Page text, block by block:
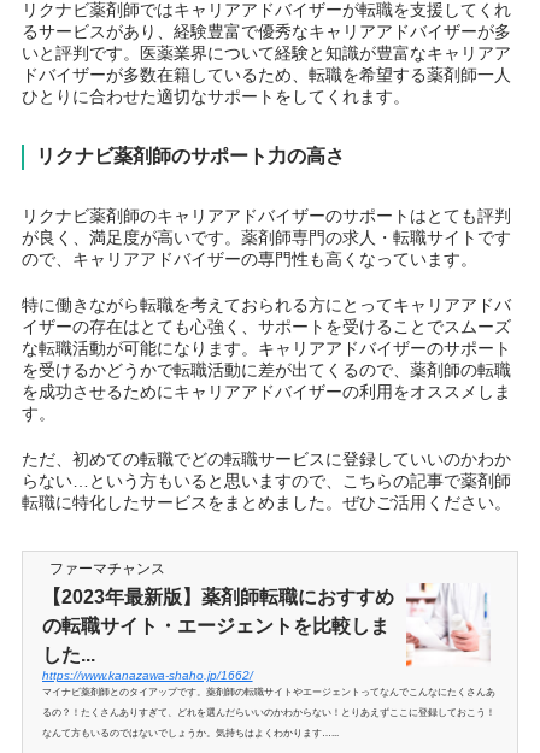
リクナビ薬剤師ではキャリアアドバイザーが転職を支援してくれ
るサービスがあり、経験豊富で優秀なキャリアアドバイザーが多
いと評判です。医薬業界について経験と知識が豊富なキャリアア
ドバイザーが多数在籍しているため、転職を希望する薬剤師一人
ひとりに合わせた適切なサポートをしてくれます。
リクナビ薬剤師のサポート力の高さ
リクナビ薬剤師のキャリアアドバイザーのサポートはとても評判
が良く、満足度が高いです。薬剤師専門の求人・転職サイトです
ので、キャリアアドバイザーの専門性も高くなっています。
特に働きながら転職を考えておられる方にとってキャリアアドバ
イザーの存在はとても心強く、サポートを受けることでスムーズ
な転職活動が可能になります。キャリアアドバイザーのサポート
を受けるかどうかで転職活動に差が出てくるので、薬剤師の転職
を成功させるためにキャリアアドバイザーの利用をオススメしま
す。
ただ、初めての転職でどの転職サービスに登録していいのかわか
らない…という方もいると思いますので、こちらの記事で薬剤師
転職に特化したサービスをまとめました。ぜひご活用ください。
ファーマチャンス
【2023年最新版】薬剤師転職におすすめ
の転職サイト・エージェントを比較しま
した...
https://www.kanazawa-shaho.jp/1662/
マイナビ薬剤師とのタイアップです。薬剤師の転職サイトやエージェントってなんでこんなにたくさんあ
るの？！たくさんありすぎて、どれを選んだらいいのかわからない！とりあえずここに登録しておこう！
なんて方もいるのではないでしょうか。気持ちはよくわかります…...